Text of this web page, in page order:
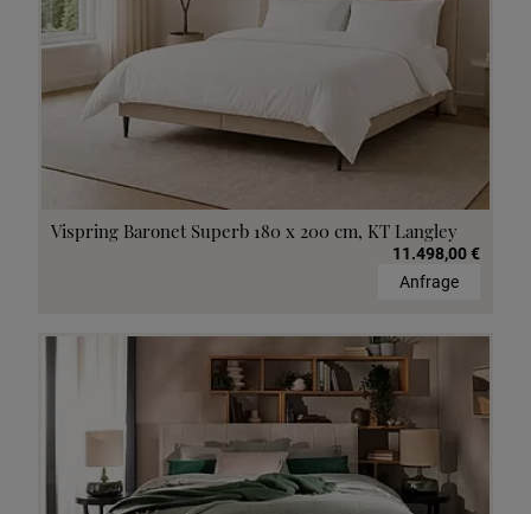
Vispring Baronet Superb 180 x 200 cm, KT Langley
11.498,00 €
Anfrage